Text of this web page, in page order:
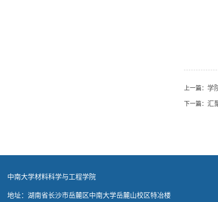
上一篇： 学
下一篇： 汇
中南大学材料科学与工程学院
地址：湖南省长沙市岳麓区中南大学岳麓山校区特冶楼